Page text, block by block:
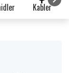
Kabler